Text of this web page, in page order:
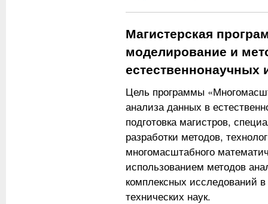
Магистерская
моделирование и
естественнонаучных
Цель программы
анализа данных в
подготовка магистров,
разработки методов,
многомасштабного
использованием методов
комплексных исследований
технических наук.